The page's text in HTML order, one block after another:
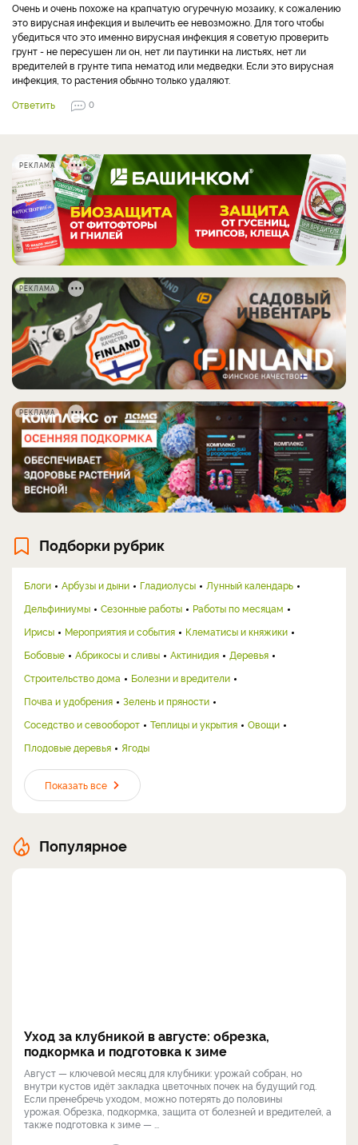
Очень и очень похоже на крапчатую огуречную мозаику, к сожалению
это вирусная инфекция и вылечить ее невозможно. Для того чтобы
убедиться что это именно вирусная инфекция я советую проверить
грунт - не пересушен ли он, нет ли паутинки на листьях, нет ли
вредителей в грунте типа нематод или медведки. Если это вирусная
инфекция, то растения обычно только удаляют.
Ответить
0
РЕКЛАМА
РЕКЛАМА
РЕКЛАМА
Подборки рубрик
Блоги Арбузы и дыни Гладиолусы
Лунный календарь
Дельфиниумы
Сезонные работы
Работы по месяцам
Ирисы
Мероприятия и события
Клематисы и княжики
Бобовые
Абрикосы и сливы Актинидия
Деревья
Строительство дома
Болезни и вредители
Почва и удобрения
Зелень и пряности
Соседство и севооборот
Теплицы и укрытия
Овощи
Плодовые деревья
Ягоды
Показать все
Популярное
Уход за клубникой в августе: обрезка,
подкормка и подготовка к зиме
Август — ключевой месяц для клубники: урожай собран, но
внутри кустов идёт закладка цветочных почек на будущий год.
Если пренебречь уходом, можно потерять до половины
урожая. Обрезка, подкормка, защита от болезней и вредителей, а
также подготовка к зиме — ...